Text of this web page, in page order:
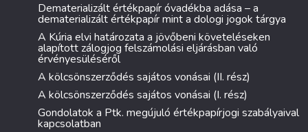
Dematerializált értékpapír óvadékba adása – a
dematerializált értékpapír mint a dologi jogok tárgya
A Kúria elvi határozata a jövőbeni követeléseken
alapított zálogjog felszámolási eljárásban való
érvényesüléséről
A kölcsönszerződés sajátos vonásai (II. rész)
A kölcsönszerződés sajátos vonásai (I. rész)
Gondolatok a Ptk. megújuló értékpapírjogi szabályaival
kapcsolatban